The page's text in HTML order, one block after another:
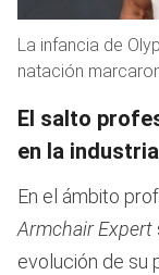
La infancia de
natación
El salto
en la industria
En el ámbito
Armchair Expert
evolución de su